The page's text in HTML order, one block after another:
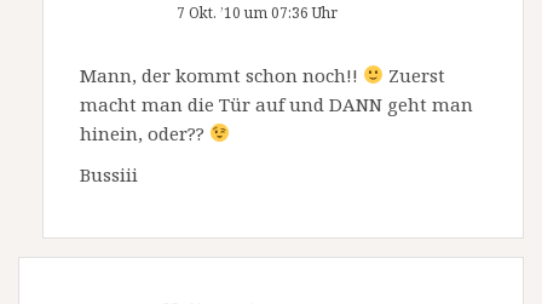
7 Okt. ’10 um 07:36 Uhr
Mann, der kommt schon noch!!
Zuerst
macht man die Tür auf und DANN geht man
hinein, oder??
Bussiii